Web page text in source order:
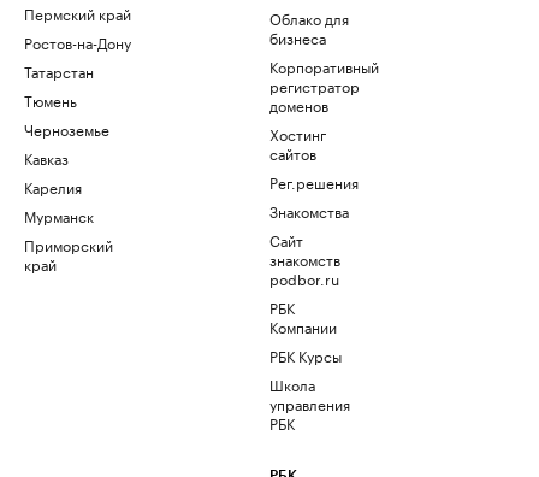
Пермский край
Ростов-на-Дону
Татарстан
Тюмень
Черноземье
Кавказ
Карелия
Мурманск
Приморский
край
Облако для
бизнеса
Корпоративный
регистратор
доменов
Хостинг
сайтов
Рег.решения
Знакомства
Сайт
знакомств
podbor.ru
РБК
Компании
РБК Курсы
Школа
управления
РБК